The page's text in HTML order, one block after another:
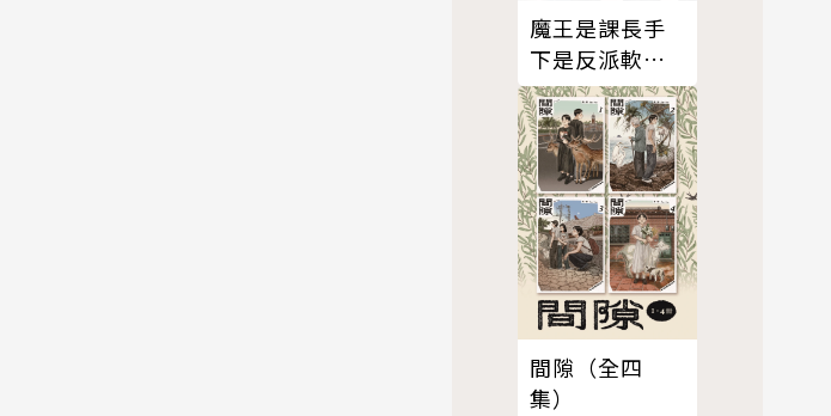
魔王是課長手
下是反派軟腳
蝦。 2
間隙（全四
集）